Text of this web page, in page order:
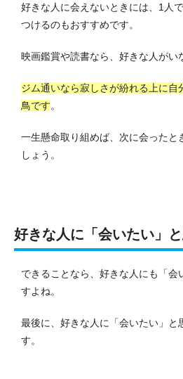
好きな人に会えないときには、1人
つけるのもおすすめです。
映画鑑賞や読書なら、好きな人がい
ジム通いなら寂しさが紛れる上に自
鳥です。
一生懸命取り組めば、次に会ったと
しょう。
好きな人に「会いたい」
できることなら、好きな人にも「会
すよね。
最後に、好きな人に「会いたい」と
す。